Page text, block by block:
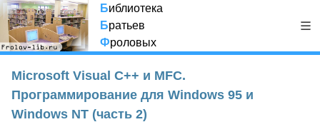
Библиотека
Братьев
Фроловых
Microsoft Visual C++ и MFC.
Программирование для Windows 95 и
Windows NT (часть 2)